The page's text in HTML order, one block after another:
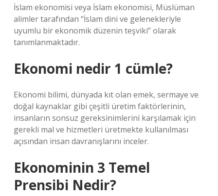
İslam ekonomisi veya İslam ekonomisi, Müslüman
alimler tarafından “İslam dini ve gelenekleriyle
uyumlu bir ekonomik düzenin teşviki” olarak
tanımlanmaktadır.
Ekonomi nedir 1 cümle?
Ekonomi bilimi, dünyada kıt olan emek, sermaye ve
doğal kaynaklar gibi çeşitli üretim faktörlerinin,
insanların sonsuz gereksinimlerini karşılamak için
gerekli mal ve hizmetleri üretmekte kullanılması
açısından insan davranışlarını inceler.
Ekonominin 3 Temel
Prensibi Nedir?